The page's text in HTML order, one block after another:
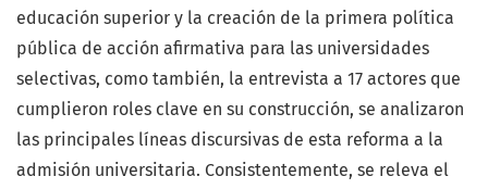
educación superior y la creación de la primera política
pública de acción afirmativa para las universidades
selectivas, como también, la entrevista a 17 actores que
cumplieron roles clave en su construcción, se analizaron
las principales líneas discursivas de esta reforma a la
admisión universitaria. Consistentemente, se releva el